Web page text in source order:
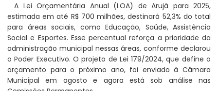
A Lei Orçamentária Anual (LOA) de Arujá para 2025,
estimada em até R$ 700 milhões, destinará 52,3% do total
para áreas sociais, como Educação, Saúde, Assistência
Social e Esportes. Esse percentual reforça a prioridade da
administração municipal nessas áreas, conforme declarou
o Poder Executivo. O projeto de Lei 179/2024, que define o
orçamento para o próximo ano, foi enviado à Câmara
Municipal em agosto e agora está sob análise nas